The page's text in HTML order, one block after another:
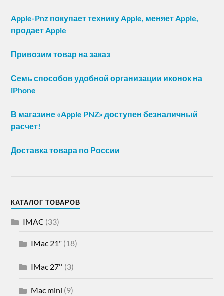
Apple-Pnz покупает технику Apple, меняет Apple,
продает Apple
Привозим товар на заказ
Семь способов удобной организации иконок на
iPhone
В магазине «Apple PNZ» доступен безналичный
расчет!
Доставка товара по России
КАТАЛОГ ТОВАРОВ
IMAC (33)
IMac 21" (18)
IMac 27'' (3)
Mac mini (9)